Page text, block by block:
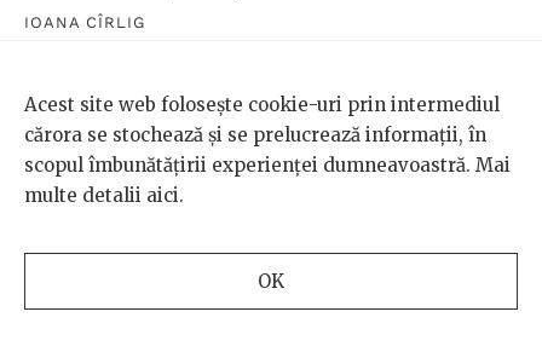
IOANA CÎRLIG
față de criza în care de zbat de la începutul
pandemiei, fără ajutor din partea instituțiilor.
Acest site web folosește cookie-uri prin intermediul
cărora se stochează și se prelucrează informații, în
scopul îmbunătățirii experienței dumneavoastră. Mai
multe detalii aici.
OK